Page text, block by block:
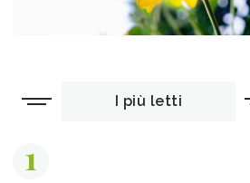
I più letti
1